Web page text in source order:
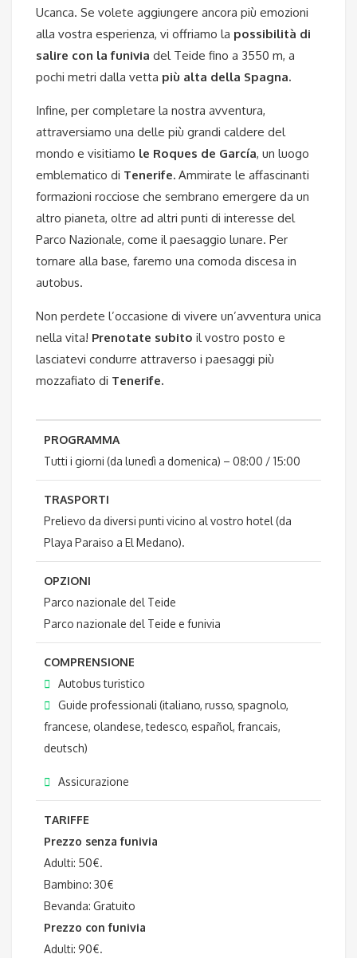
Ucanca. Se volete aggiungere ancora più emozioni
alla vostra esperienza, vi offriamo la possibilità di
salire con la funivia del Teide fino a 3550 m, a
pochi metri dalla vetta più alta della Spagna.
Infine, per completare la nostra avventura,
attraversiamo una delle più grandi caldere del
mondo e visitiamo le Roques de García, un luogo
emblematico di Tenerife. Ammirate le affascinanti
formazioni rocciose che sembrano emergere da un
altro pianeta, oltre ad altri punti di interesse del
Parco Nazionale, come il paesaggio lunare. Per
tornare alla base, faremo una comoda discesa in
autobus.
Non perdete l’occasione di vivere un’avventura unica
nella vita! Prenotate subito il vostro posto e
lasciatevi condurre attraverso i paesaggi più
mozzafiato di Tenerife.
PROGRAMMA
Tutti i giorni (da lunedì a domenica) – 08:00 / 15:00
TRASPORTI
Prelievo da diversi punti vicino al vostro hotel (da
Playa Paraiso a El Medano).
OPZIONI
Parco nazionale del Teide
Parco nazionale del Teide e funivia
COMPRENSIONE
Autobus turistico
Guide professionali (italiano, russo, spagnolo,
francese, olandese, tedesco, español, francais,
deutsch)
Assicurazione
TARIFFE
Prezzo senza funivia
Adulti: 50€.
Bambino: 30€
Bevanda: Gratuito
Prezzo con funivia
Adulti: 90€.